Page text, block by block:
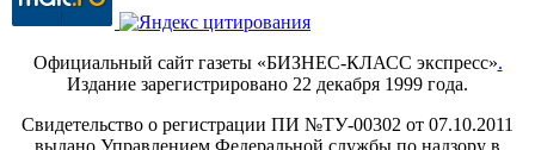
Официальный сайт газеты «БИЗНЕС-КЛАСС экспресс».
Издание зарегистрировано 22 декабря 1999 года.
Свидетельство о регистрации ПИ №ТУ-00302 от 07.10.2011
выдано Управлением Федеральной службы по надзору в